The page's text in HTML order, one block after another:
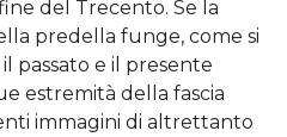
del Trecento. Se la
predella funge, come si
passato e il presente
estremità della fascia
immagini di altrettanto